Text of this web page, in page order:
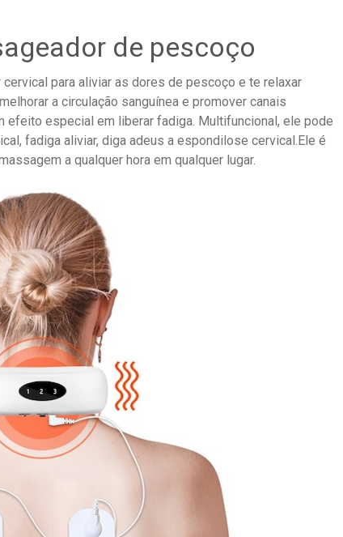
de pescoço
para aliviar as dores de pescoço e te relaxar
a circulação sanguínea e promover canais
especial em liberar fadiga. Multifuncional, ele pode
fadiga aliviar, diga adeus a espondilose cervical.Ele é
a qualquer hora em qualquer lugar.